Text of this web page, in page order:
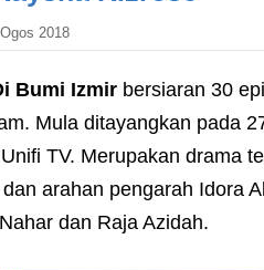
2018
Bumi Izmir bersiaran 30
Mula ditayangkan pada
TV. Merupakan drama
arahan pengarah Idora
dan Raja Azidah.